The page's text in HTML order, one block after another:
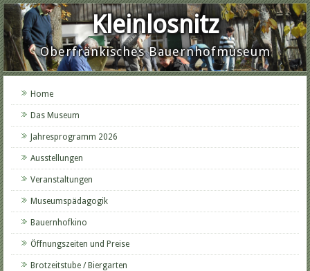
Kleinlosnitz
Oberfränkisches Bauernhofmuseum
Home
Das Museum
Jahresprogramm 2026
Ausstellungen
Veranstaltungen
Museumspädagogik
Bauernhofkino
Öffnungszeiten und Preise
Brotzeitstube / Biergarten